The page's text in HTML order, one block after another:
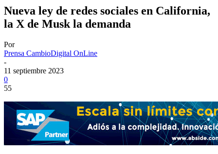
Nueva ley de redes sociales en California,
la X de Musk la demanda
Por
Prensa CambioDigital OnLine
-
11 septiembre 2023
0
55